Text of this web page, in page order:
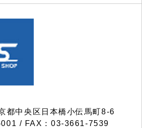
中央区日本橋小伝馬町8-6
/ FAX：03-3661-7539